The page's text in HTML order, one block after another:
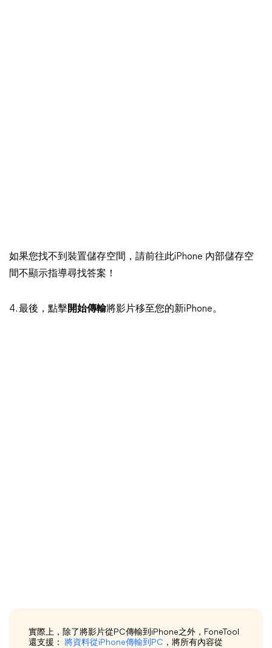
如果您找不到裝置儲存空間，請前往此iPhone 內部儲存空
間不顯示指導尋找答案！
4. 最後，點擊開始傳輸將影片移至您的新iPhone。
實際上，除了將影片從PC傳輸到iPhone之外，FoneTool
還支援： 將資料從iPhone傳輸到PC ，將所有內容從